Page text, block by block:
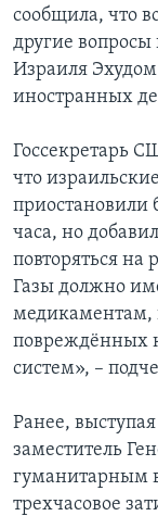
сообщила, что
другие
Израиля
иностранных
Госсекретарь
что
приостановили
часа, но
повторяться на
Газы должно
медикаментам,
повреждённых
систем», –
Ранее,
заместитель
гуманитарным
трехчасовое